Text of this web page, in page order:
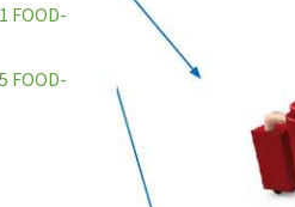
FOOD-
FOOD-